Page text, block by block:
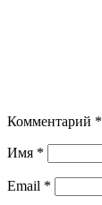
Комментарий *
Имя *
Email *